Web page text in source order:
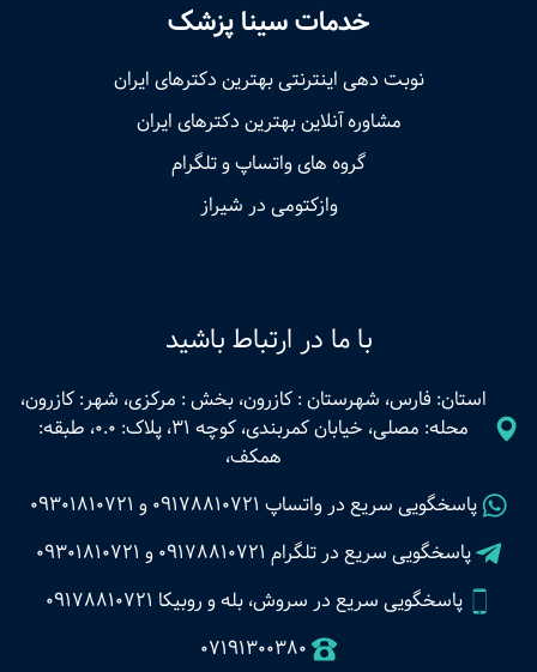
خدمات سینا پزشک
نوبت‌ دهی اینترنتی بهترین دکترهای ایران
مشاوره آنلاین بهترین دکترهای ایران
گروه های واتساپ و تلگرام
وازکتومی در شیراز
با ما در ارتباط باشید
استان: فارس، شهرستان : کازرون، بخش : مرکزی، شهر: کازرون،
محله: مصلی، خیابان کمربندی، کوچه 31، پلاک: 0.0، طبقه:
همکف،
پاسخگویی سریع در واتساپ 09178810721 و 09301810721
پاسخگویی سریع در تلگرام 09178810721 و 09301810721
پاسخگویی سریع در سروش، بله و روبیکا 09178810721
07191300380